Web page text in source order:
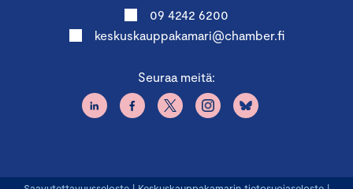
09 4242 6200
keskuskauppakamari@chamber.fi
Seuraa meitä: